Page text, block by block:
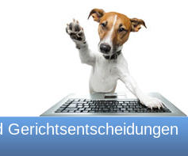
Gerichtsentscheidungen